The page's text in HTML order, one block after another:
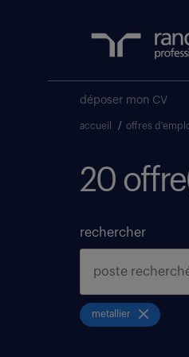
déposer mon CV
accueil / offres
20
rechercher
metallier